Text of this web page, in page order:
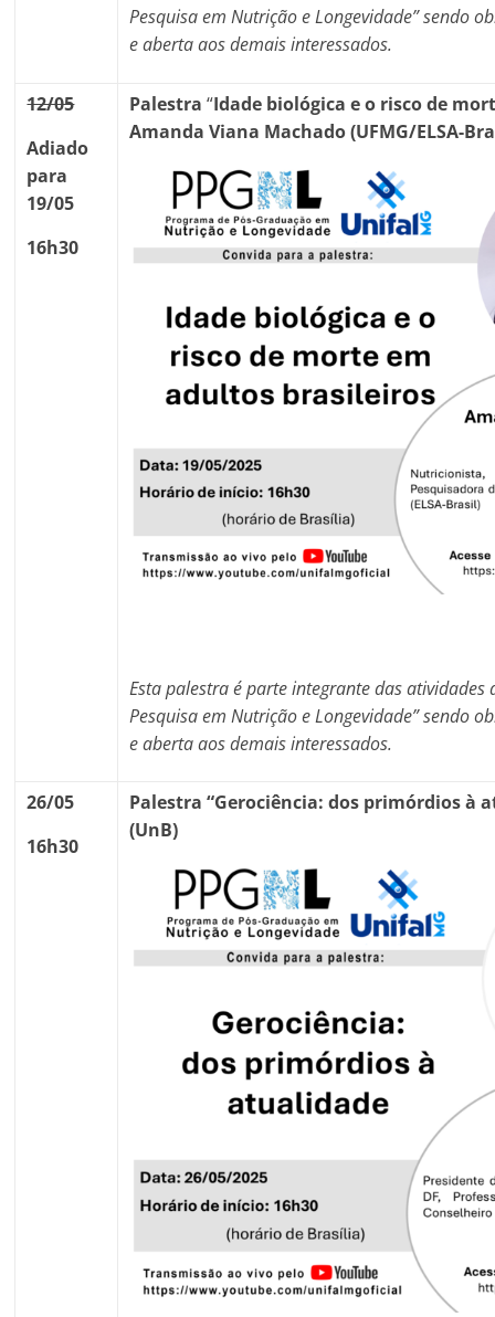
Pesquisa em Nutrição e Longevidade” sendo
e aberta aos demais interessados.
12/05
Adiado
para
19/05
16h30
Palestra “Idade biológica e o risco de
Amanda Viana Machado (UFMG/ELSA-
Esta palestra é parte integrante das atividades
Pesquisa em Nutrição e Longevidade” sendo
e aberta aos demais interessados.
26/05
16h30
Palestra “Gerociência:dos primórdios à
(UnB)